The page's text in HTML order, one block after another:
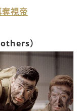
視帝
）